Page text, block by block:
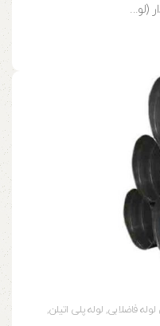
(لو...
فاضلابی, لوله پلی اتیلن,